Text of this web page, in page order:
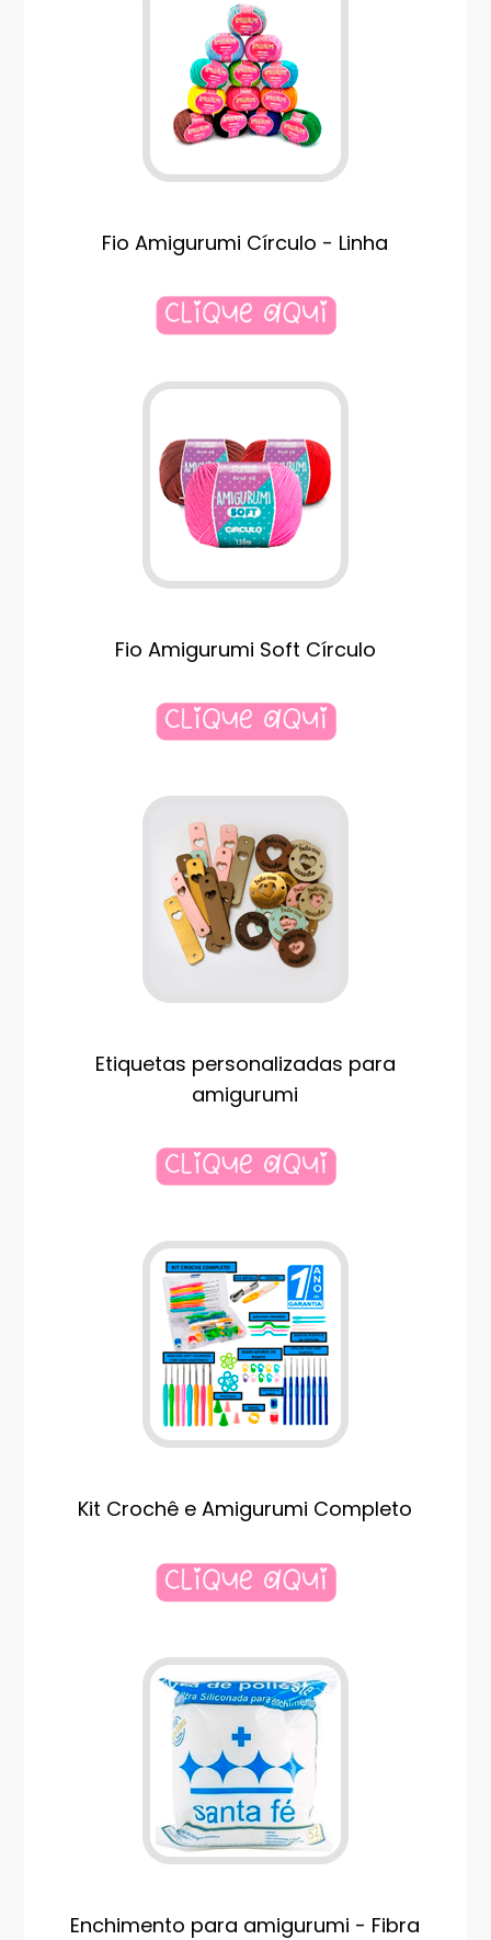
Fio Amigurumi Círculo - Linha
Fio Amigurumi Soft Círculo
Etiquetas personalizadas para
amigurumi
Kit Crochê e Amigurumi Completo
Enchimento para amigurumi - Fibra